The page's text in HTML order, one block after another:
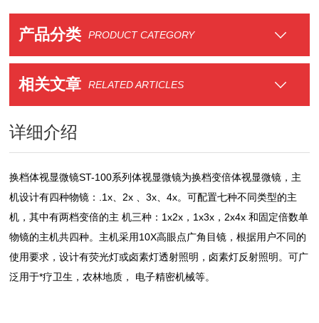
产品分类 PRODUCT CATEGORY
相关文章 RELATED ARTICLES
详细介绍
换档体视显微镜ST-100系列体视显微镜为换档变倍体视显微镜，主
机设计有四种物镜：.1x、2x 、3x、4x。可配置七种不同类型的主
机，其中有两档变倍的主 机三种：1x2x，1x3x，2x4x 和固定倍数单
物镜的主机共四种。主机采用10X高眼点广角目镜，根据用户不同的
使用要求，设计有荧光灯或卤素灯透射照明，卤素灯反射照明。可广
泛用于*疗卫生，农林地质， 电子精密机械等。